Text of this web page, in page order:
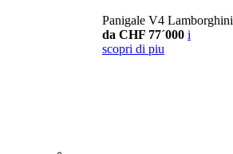
Panigale V4 Lamborghini
da CHF 77´000 i
scopri di piu